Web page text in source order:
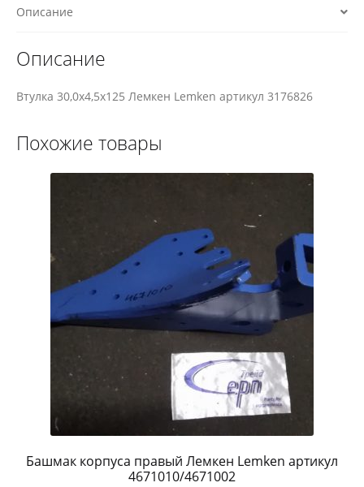
Описание
Описание
Втулка 30,0х4,5х125 Лемкен Lemken артикул 3176826
Похожие товары
Башмак корпуса правый Лемкен Lemken артикул
4671010/4671002